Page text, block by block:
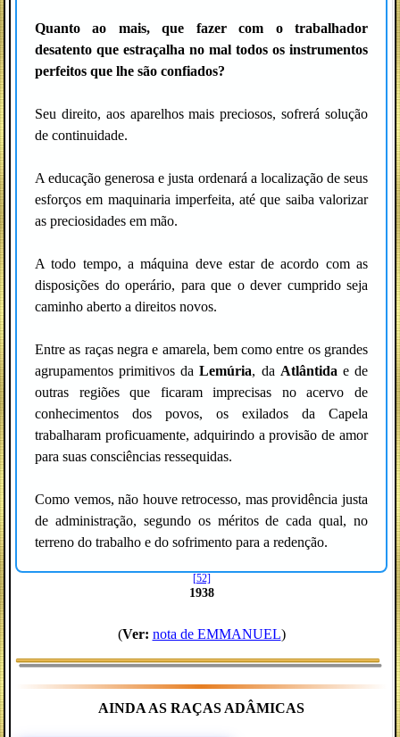
Quanto ao mais, que fazer com o trabalhador
desatento que estraçalha no mal todos os instrumentos
perfeitos que lhe são confiados?
Seu direito, aos aparelhos mais preciosos, sofrerá solução
de continuidade.
A educação generosa e justa ordenará a localização de seus
esforços em maquinaria imperfeita, até que saiba valorizar
as preciosidades em mão.
A todo tempo, a máquina deve estar de acordo com as
disposições do operário, para que o dever cumprido seja
caminho aberto a direitos novos.
Entre as raças negra e amarela, bem como entre os grandes
agrupamentos primitivos daLemúria, da Atlântida e de
outras regiões que ficaram imprecisas no acervo de
conhecimentos dos povos, os exilados da Capela
trabalharam proficuamente, adquirindo a provisão de amor
para suas consciências ressequidas.
Como vemos, não houve retrocesso, mas providência justa
de administração, segundo os méritos de cada qual, no
terreno do trabalho e do sofrimento para a redenção.
[52]
1938
(Ver: nota de EMMANUEL)
AINDA AS RAÇAS ADÂMICAS